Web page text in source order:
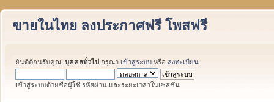
ขายในไทย ลงประกาศฟรี โพสฟรี
ยินดีต้อนรับคุณ, บุคคลทั่วไป กรุณา เข้าสู่ระบบ หรือ ลงทะเบียน
เข้าสู่ระบบด้วยชื่อผู้ใช้ รหัสผ่าน และระยะเวลาในเซสชั่น